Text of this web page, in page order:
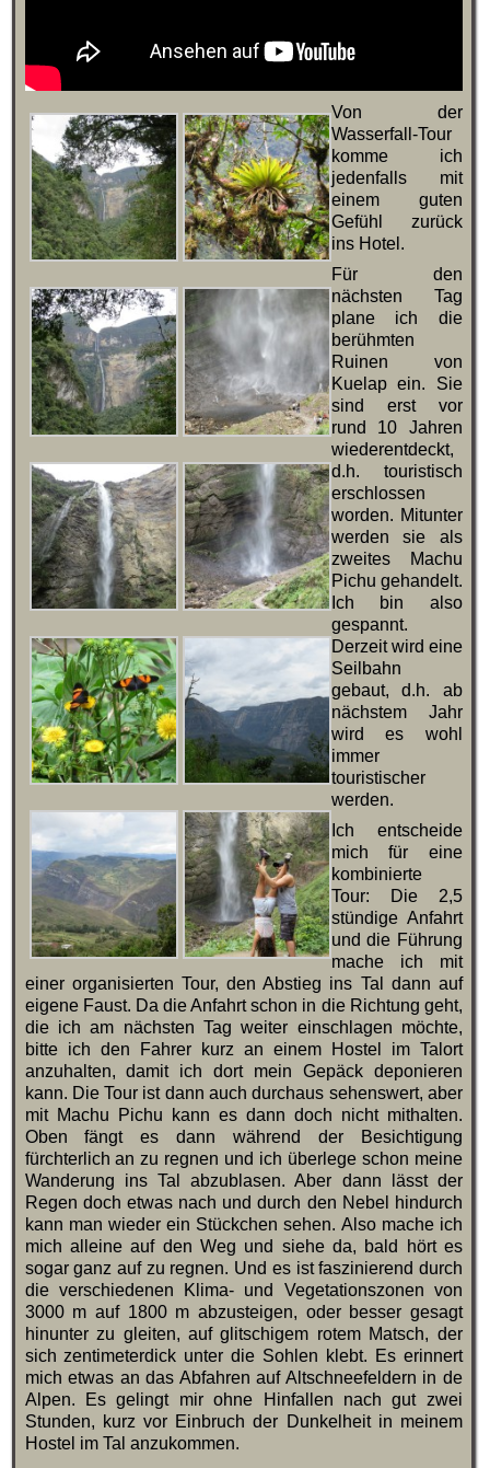
Von der
Wasserfall-Tour
komme ich
jedenfalls mit
einem guten
Gefühl zurück
ins Hotel.
Für den
nächsten Tag
plane ich die
berühmten
Ruinen von
Kuelap ein. Sie
sind erst vor
rund 10 Jahren
wiederentdeckt,
d.h. touristisch
erschlossen
worden. Mitunter
werden sie als
zweites Machu
Pichu gehandelt.
Ich bin also
gespannt.
Derzeit wird eine
Seilbahn
gebaut, d.h. ab
nächstem Jahr
wird es wohl
immer
touristischer
werden.
Ich entscheide
mich für eine
kombinierte
Tour: Die 2,5
stündige Anfahrt
und die Führung
mache ich mit
einer organisierten Tour, den Abstieg ins Tal dann auf
eigene Faust. Da die Anfahrt schon in die Richtung geht,
die ich am nächsten Tag weiter einschlagen möchte,
bitte ich den Fahrer kurz an einem Hostel im Talort
anzuhalten, damit ich dort mein Gepäck deponieren
kann. Die Tour ist dann auch durchaus sehenswert, aber
mit Machu Pichu kann es dann doch nicht mithalten.
Oben fängt es dann während der Besichtigung
fürchterlich an zu regnen und ich überlege schon meine
Wanderung ins Tal abzublasen. Aber dann lässt der
Regen doch etwas nach und durch den Nebel hindurch
kann man wieder ein Stückchen sehen. Also mache ich
mich alleine auf den Weg und siehe da, bald hört es
sogar ganz auf zu regnen. Und es ist faszinierend durch
die verschiedenen Klima- und Vegetationszonen von
3000 m auf 1800 m abzusteigen, oder besser gesagt
hinunter zu gleiten, auf glitschigem rotem Matsch, der
sich zentimeterdick unter die Sohlen klebt. Es erinnert
mich etwas an das Abfahren auf Altschneefeldern in de
Alpen. Es gelingt mir ohne Hinfallen nach gut zwei
Stunden, kurz vor Einbruch der Dunkelheit in meinem
Hostel im Tal anzukommen.